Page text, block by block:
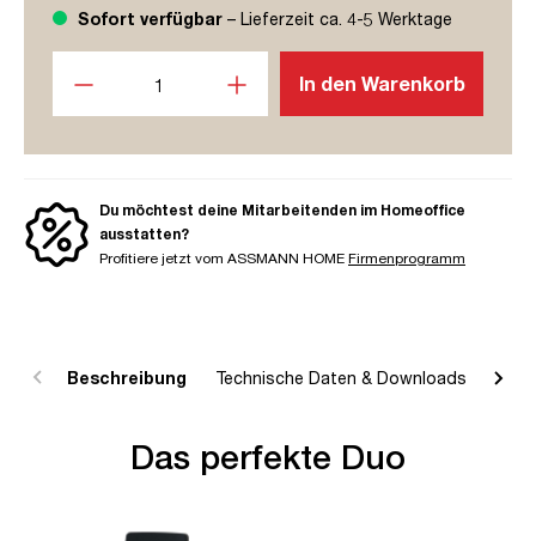
Sofort verfügbar – Lieferzeit ca. 4-5 Werktage
In den Warenkorb
Du möchtest deine Mitarbeitenden im Homeoffice
ausstatten?
Profitiere jetzt vom ASSMANN HOME Firmenprogramm
Beschreibung Technische Daten & Downloads
Das perfekte Duo